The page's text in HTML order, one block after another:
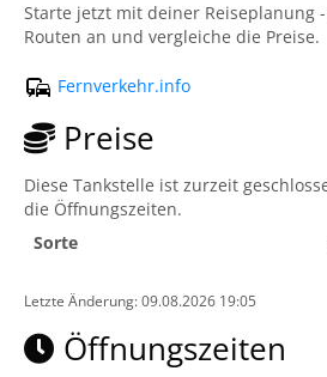
Starte jetzt mit deiner Reiseplanung
Routen an und vergleiche die Preise.
Fernverkehr.info
Preise
Diese Tankstelle ist zurzeit
die Öffnungszeiten.
Sorte
Letzte Änderung: 09.08.2026 19:05
Öffnungszeiten